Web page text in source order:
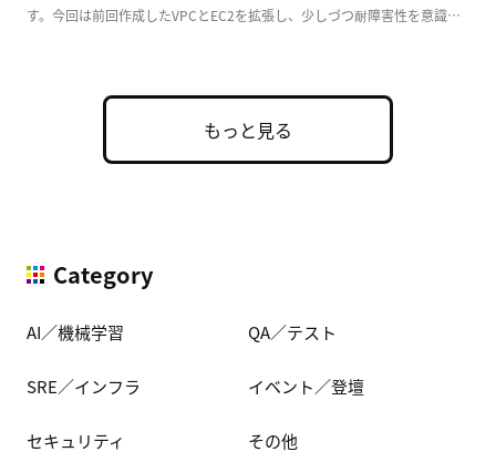
す。今回は前回作成したVPCとEC2を拡張し、少しづつ耐障害性を意識し
もっと見る
Category
AI／機械学習 QA／テスト
SRE／インフラ イベント／登壇
セキュリティ その他